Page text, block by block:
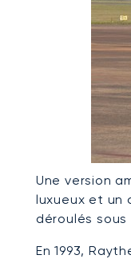
Une version
luxueux et un
déroulés
En 1993,